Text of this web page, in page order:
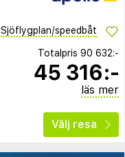
Sjöflygplan/speedbåt
Totalpris 90 632:-
45 316:-
läs mer
Välj resa